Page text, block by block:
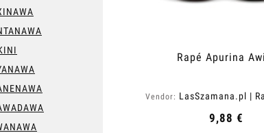
Rapé Apurina
Vendor: LasSzamana.pl |
9,88 €